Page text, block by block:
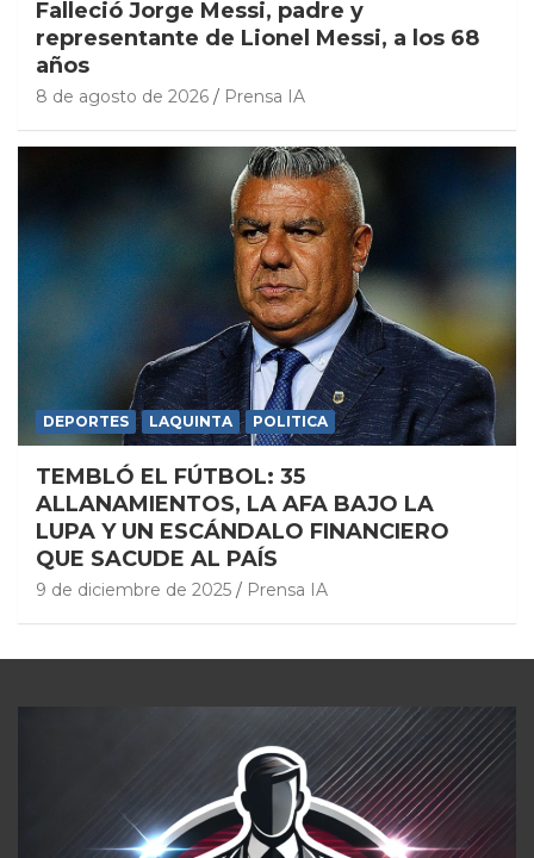
Falleció Jorge Messi, padre y
representante de Lionel Messi, a los 68
años
8 de agosto de 2026 Prensa IA
DEPORTES LAQUINTA POLITICA
TEMBLÓ EL FÚTBOL: 35
ALLANAMIENTOS, LA AFA BAJO LA
LUPA Y UN ESCÁNDALO FINANCIERO
QUE SACUDE AL PAÍS
9 de diciembre de 2025 Prensa IA